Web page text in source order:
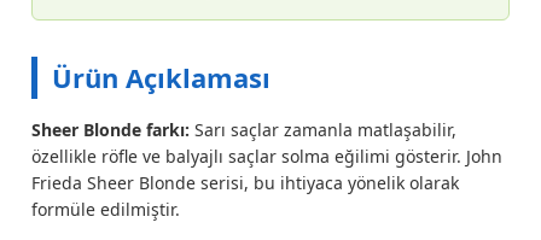
Ürün Açıklaması
Sheer Blonde farkı: Sarı saçlar zamanla matlaşabilir,
özellikle röfle ve balyajlı saçlar solma eğilimi gösterir. John
Frieda Sheer Blonde serisi, bu ihtiyaca yönelik olarak
formüle edilmiştir.